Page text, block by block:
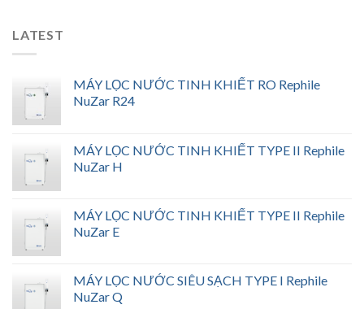
LATEST
MÁY LỌC NƯỚC TINH KHIẾT RO Rephile
NuZar R24
MÁY LỌC NƯỚC TINH KHIẾT TYPE II Rephile
NuZar H
MÁY LỌC NƯỚC TINH KHIẾT TYPE II Rephile
NuZar E
MÁY LỌC NƯỚC SIÊU SẠCH TYPE I Rephile
NuZar Q